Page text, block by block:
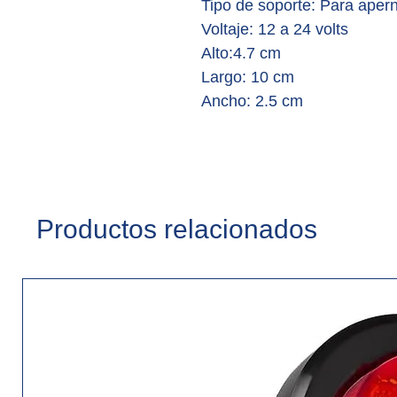
Tipo de soporte: Para
Voltaje: 12 a 24 volts
Alto:4.7 cm
Largo: 10 cm
Ancho: 2.5 cm
Productos relacionados